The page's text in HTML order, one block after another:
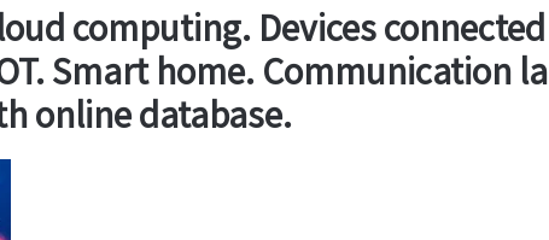
computing. Devices
Smart home. Communication
online database.